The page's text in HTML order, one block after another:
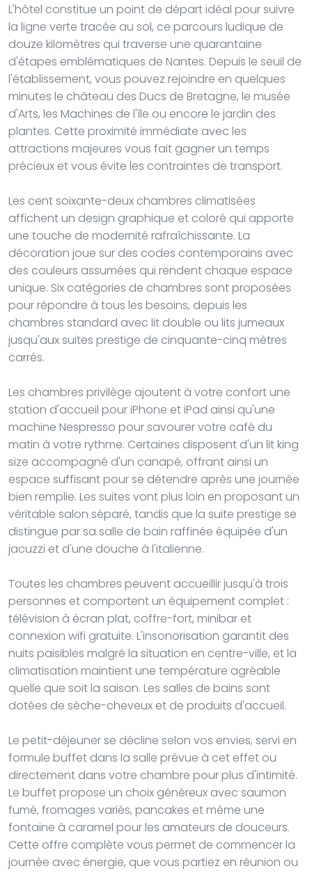
L'hôtel constitue un point de départ idéal pour suivre
la ligne verte tracée au sol, ce parcours ludique de
douze kilomètres qui traverse une quarantaine
d'étapes emblématiques de Nantes. Depuis le seuil de
l'établissement, vous pouvez rejoindre en quelques
minutes le château des Ducs de Bretagne, le musée
d'Arts, les Machines de l'île ou encore le jardin des
plantes. Cette proximité immédiate avec les
attractions majeures vous fait gagner un temps
précieux et vous évite les contraintes de transport.
Les cent soixante-deux chambres climatisées
affichent un design graphique et coloré qui apporte
une touche de modernité rafraîchissante. La
décoration joue sur des codes contemporains avec
des couleurs assumées qui rendent chaque espace
unique. Six catégories de chambres sont proposées
pour répondre à tous les besoins, depuis les
chambres standard avec lit double ou lits jumeaux
jusqu'aux suites prestige de cinquante-cinq mètres
carrés.
Les chambres privilège ajoutent à votre confort une
station d'accueil pour iPhone et iPad ainsi qu'une
machine Nespresso pour savourer votre café du
matin à votre rythme. Certaines disposent d'un lit king
size accompagné d'un canapé, offrant ainsi un
espace suffisant pour se détendre après une journée
bien remplie. Les suites vont plus loin en proposant un
véritable salon séparé, tandis que la suite prestige se
distingue par sa salle de bain raffinée équipée d'un
jacuzzi et d'une douche à l'italienne.
Toutes les chambres peuvent accueillir jusqu'à trois
personnes et comportent un équipement complet :
télévision à écran plat, coffre-fort, minibar et
connexion wifi gratuite. L'insonorisation garantit des
nuits paisibles malgré la situation en centre-ville, et la
climatisation maintient une température agréable
quelle que soit la saison. Les salles de bains sont
dotées de sèche-cheveux et de produits d'accueil.
Le petit-déjeuner se décline selon vos envies, servi en
formule buffet dans la salle prévue à cet effet ou
directement dans votre chambre pour plus d'intimité.
Le buffet propose un choix généreux avec saumon
fumé, fromages variés, pancakes et même une
fontaine à caramel pour les amateurs de douceurs.
Cette offre complète vous permet de commencer la
journée avec énergie, que vous partiez en réunion ou